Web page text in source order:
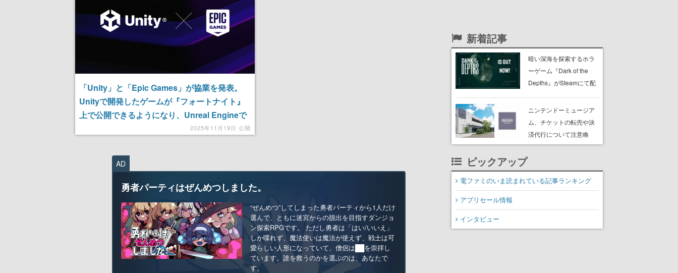
「Unity」と「Epic Games」が協業を発表。
Unityで開発したゲームが『フォートナイト』
上で公開できるようになり、Unreal Engineで
は、Unityの強化されたコマースプラットフォ
2025年11月19日 公開
AD
勇者パーティはぜんめつしました。
“ぜんめつ”してしまった勇者パーティから1人だけ
選んで、ともに迷宮からの脱出を目指すダンジョ
ン探索RPGです。 ただし勇者は「はい/いいえ」
しか喋れず、魔法使いは魔法が使えず、戦士は可
愛らしい人形になっていて、僧侶は██を崇拝し
ています。誰を救うのかを選ぶのは、あなたで
す。
新着記事
暗い深海を探索するホラ
ーゲーム『Dark of the
Depths』がSteamにて配
たよりに海底からの脱出
を目指す
ニンテンドーミュージア
ム、チケットの転売や決
済代行について注意喚
起。公式サイト以外で買
ない事例が複数発生
ピックアップ
電ファミのいま読まれている記事ランキング
アプリセール情報
インタビュー